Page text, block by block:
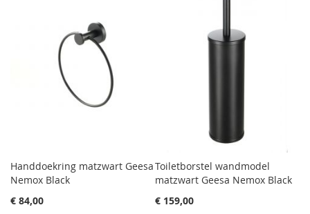
Handdoekring matzwart Geesa
Nemox Black
€ 84,00
Toiletborstel wandmodel
matzwart Geesa Nemox Black
€ 159,00